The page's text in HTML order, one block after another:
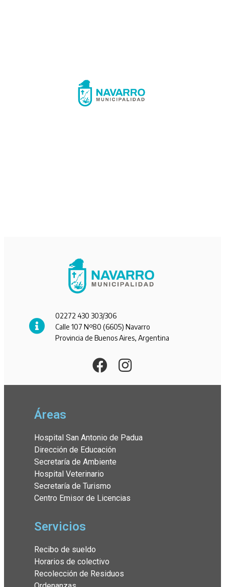
02272 430 303/306
Calle 107 Nº80 (6605) Navarro
Provincia de Buenos Aires, Argentina
Áreas
Hospital San Antonio de Padua
Dirección de Educación
Secretaría de Ambiente
Hospital Veterinario
Secretaría de Turismo
Centro Emisor de Licencias
Servicios
Recibo de sueldo
Horarios de colectivo
Recolección de Residuos